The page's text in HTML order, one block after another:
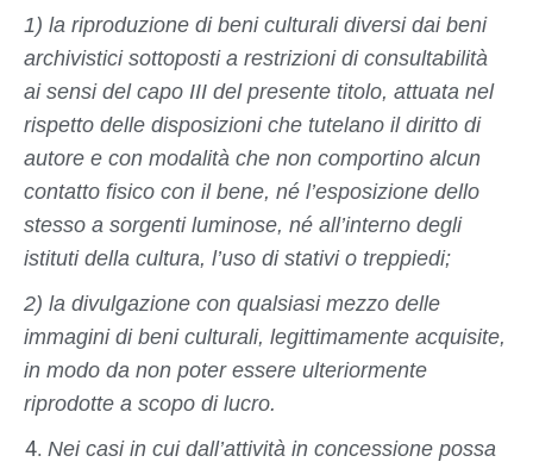
1) la riproduzione di beni culturali diversi dai beni
archivistici sottoposti a restrizioni di consultabilità
ai sensi del capo III del presente titolo, attuata nel
rispetto delle disposizioni che tutelano il diritto di
autore e con modalità che non comportino alcun
contatto fisico con il bene, né l’esposizione dello
stesso a sorgenti luminose, né all’interno degli
istituti della cultura, l’uso di stativi o treppiedi;
2) la divulgazione con qualsiasi mezzo delle
immagini di beni culturali, legittimamente acquisite,
in modo da non poter essere ulteriormente
riprodotte a scopo di lucro.
Nei casi in cui dall’attività in concessione possa